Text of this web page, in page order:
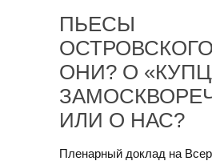
ПЬЕСЫ
ОНИ? О
ИЛИ О НАС?
Пленарный доклад на